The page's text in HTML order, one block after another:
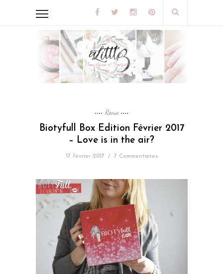
Revue
Biotyfull Box Edition Février 2017
– Love is in the air?
17 février 2017 / 7 Commentaires